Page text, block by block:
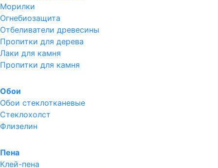
Морилки
Огнебиозащита
Отбеливатели древесины
Пропитки для дерева
Лаки для камня
Пропитки для камня
Обои
Обои стеклотканевые
Стеклохолст
Флизелин
Пена
Клей-пена